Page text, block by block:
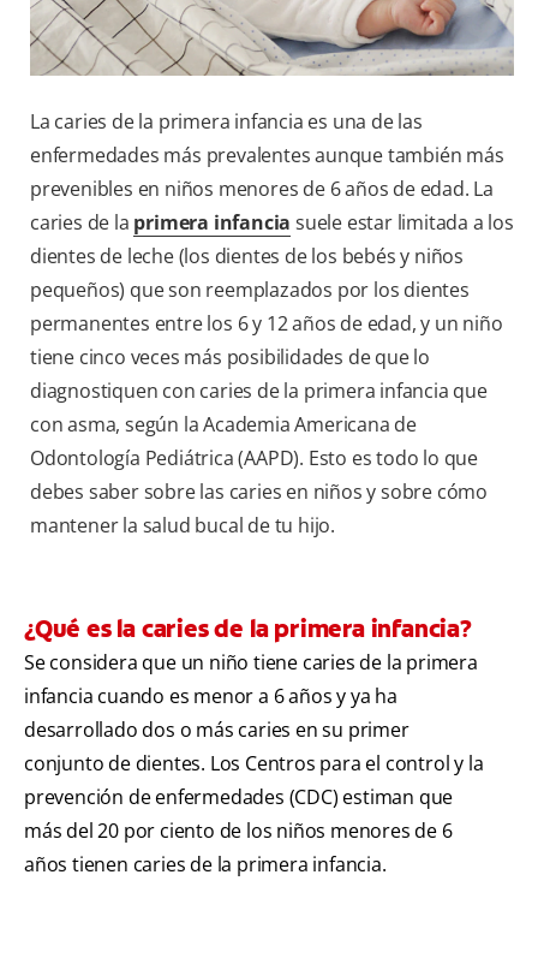
DO (ES)
La caries de la primera infancia es una de las
enfermedades más prevalentes aunque también más
prevenibles en niños menores de 6 años de edad. La
caries de la primera infancia suele estar limitada a los
dientes de leche (los dientes de los bebés y niños
pequeños) que son reemplazados por los dientes
permanentes entre los 6 y 12 años de edad, y un niño
tiene cinco veces más posibilidades de que lo
diagnostiquen con caries de la primera infancia que
con asma, según la Academia Americana de
Odontología Pediátrica (AAPD). Esto es todo lo que
debes saber sobre las caries en niños y sobre cómo
mantener la salud bucal de tu hijo.
¿Qué es la caries de la primera infancia?
Se considera que un niño tiene caries de la primera
infancia cuando es menor a 6 años y ya ha
desarrollado dos o más caries en su primer
conjunto de dientes. Los Centros para el control y la
prevención de enfermedades (CDC) estiman que
más del 20 por ciento de los niños menores de 6
años tienen caries de la primera infancia.